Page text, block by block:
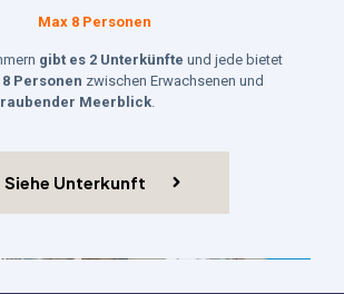
Max 8 Personen
gibt es 2 Unterkünfte und jede bietet
8 Personen zwischen Erwachsenen und
Meerblick
Siehe Unterkunft